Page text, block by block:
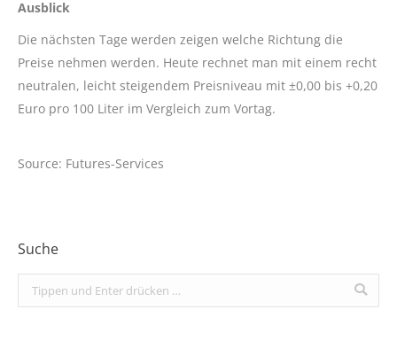
Ausblick
Die nächsten Tage werden zeigen welche Richtung die
Preise nehmen werden. Heute rechnet man mit einem recht
neutralen, leicht steigendem Preisniveau mit ±0,00 bis +0,20
Euro pro 100 Liter im Vergleich zum Vortag.
Source: Futures-Services
Suche
Search: